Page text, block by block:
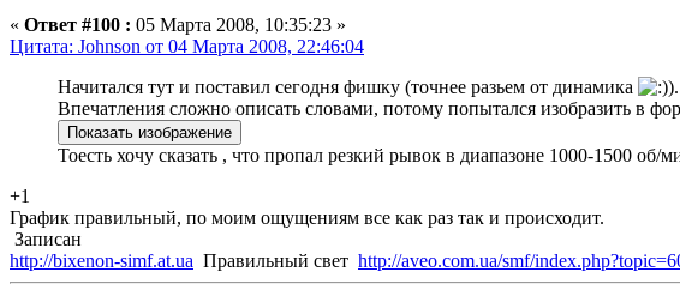
« Ответ #100 : 05 Марта 2008, 10:35:23 »
Цитата: Johnson от 04 Марта 2008, 22:46:04
Начитался тут и поставил сегодня фишку (точнее разьем от динамика
).
Впечатления сложно описать словами, потому попытался изобразить в
Тоесть хочу сказать , что пропал резкий рывок в диапазоне 1000-1500
+1
График правильный, по моим ощущениям все как раз так и происходит.
Записан
http://bixenon-simf.at.ua Правильный свет http://aveo.com.ua/smf/